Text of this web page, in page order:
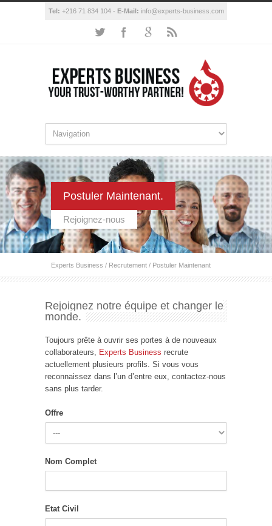
Tel: +216 71 834 104 - E-Mail: info@experts-business.com
Postuler Maintenant.
Rejoignez-nous
Experts Business / Recrutement / Postuler Maintenant
Rejoignez notre équipe et changer le
monde.
Toujours prête à ouvrir ses portes à de nouveaux
collaborateurs, Experts Business recrute
actuellement plusieurs profils. Si vous vous
reconnaissez dans l’un d’entre eux, contactez-nous
sans plus tarder.
Offre
Nom Complet
Etat Civil